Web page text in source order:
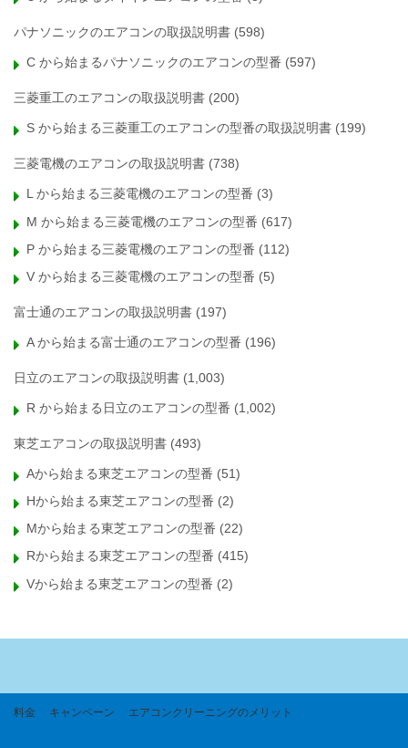
パナソニックのエアコンの取扱説明書 (598)
C から始まるパナソニックのエアコンの型番 (597)
三菱重工のエアコンの取扱説明書 (200)
S から始まる三菱重工のエアコンの型番の取扱説明書 (199)
三菱電機のエアコンの取扱説明書 (738)
L から始まる三菱電機のエアコンの型番 (3)
M から始まる三菱電機のエアコンの型番 (617)
P から始まる三菱電機のエアコンの型番 (112)
V から始まる三菱電機のエアコンの型番 (5)
富士通のエアコンの取扱説明書 (197)
A から始まる富士通のエアコンの型番 (196)
日立のエアコンの取扱説明書 (1,003)
R から始まる日立のエアコンの型番 (1,002)
東芝エアコンの取扱説明書 (493)
Aから始まる東芝エアコンの型番 (51)
Hから始まる東芝エアコンの型番 (2)
Mから始まる東芝エアコンの型番 (22)
Rから始まる東芝エアコンの型番 (415)
Vから始まる東芝エアコンの型番 (2)
料金 キャンペーン エアコンクリーニングのメリット